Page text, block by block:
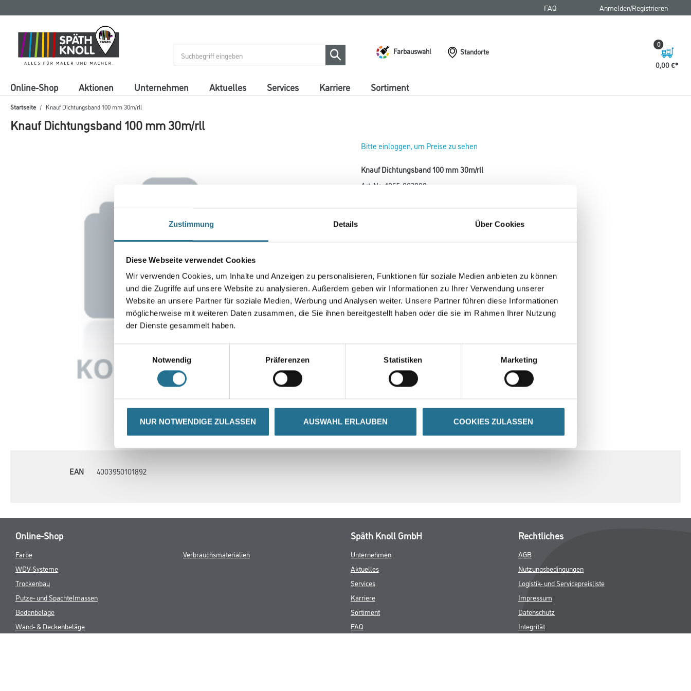
Zustimmung Details Über Cookies
Diese Webseite verwendet Cookies
Wir verwenden Cookies, um Inhalte und Anzeigen zu personalisieren, Funktionen für soziale Medien anbieten zu können
und die Zugriffe auf unsere Website zu analysieren. Außerdem geben wir Informationen zu Ihrer Verwendung unserer
Website an unsere Partner für soziale Medien, Werbung und Analysen weiter. Unsere Partner führen diese Informationen
möglicherweise mit weiteren Daten zusammen, die Sie ihnen bereitgestellt haben oder die sie im Rahmen Ihrer Nutzung
der Dienste gesammelt haben.
Notwendig
Präferenzen Statistiken Marketing
NUR NOTWENDIGE ZULASSEN AUSWAHL ERLAUBEN COOKIES ZULASSEN
springen
springen
FAQ Anmelden/Registrieren
Farbauswahl
Standorte
0,00 €
0
Online-Shop Aktionen Unternehmen Aktuelles Services Karriere Sortiment
Startseite Knauf Dichtungsband 100 mm 30m/rll
Knauf Dichtungsband 100 mm 30m/rll
Bitte einloggen, um Preise zu sehen
Knauf Dichtungsband 100 mm 30m/rll
Art-Nr.: 1065-002898
CURRENT
TAB:
ZUSATZINFOS GEFAHRENHINWEISE
EAN 4003950101892
Online-Shop
Farbe
WDV-Systeme
Trockenbau
Putze- und Spachtelmassen
Bodenbeläge
Wand- & Deckenbeläge
Verbrauchsmaterialien
Späth Knoll GmbH
Unternehmen
Aktuelles
Services
Karriere
Sortiment
FAQ
Rechtliches
AGB
Nutzungsbedingungen
Logistik- und Servicepreisliste
Impressum
Datenschutz
Integrität